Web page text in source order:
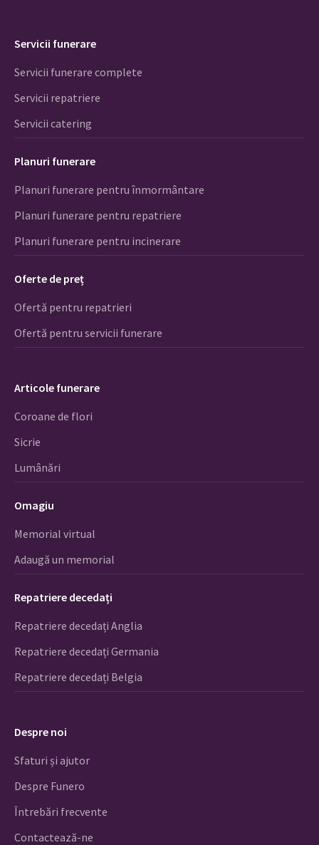
Servicii funerare
Servicii funerare complete
Servicii repatriere
Servicii catering
Planuri funerare
Planuri funerare pentru înmormântare
Planuri funerare pentru repatriere
Planuri funerare pentru incinerare
Oferte de preț
Ofertă pentru repatrieri
Ofertă pentru servicii funerare
Articole funerare
Coroane de flori
Sicrie
Lumânări
Omagiu
Memorial virtual
Adaugă un memorial
Repatriere decedați
Repatriere decedați Anglia
Repatriere decedați Germania
Repatriere decedați Belgia
Despre noi
Sfaturi și ajutor
Despre Funero
Întrebări frecvente
Contactează-ne